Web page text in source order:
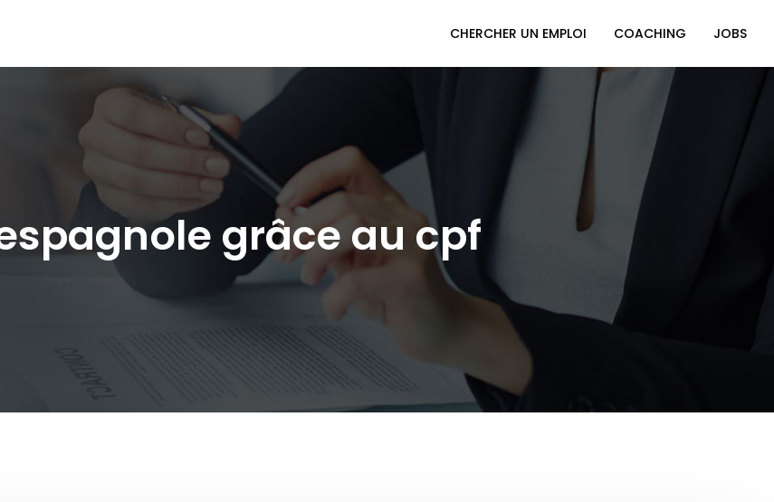
CHERCHER UN EMPLOI COACHING JOBS
grâce au cpf